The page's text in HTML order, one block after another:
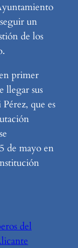
un
de los
primer
llegar sus
que es
de mayo en
del